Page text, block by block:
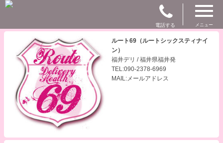
電話する メニュー
ルート69（ルートシックスティナイ
ン）
福井デリ / 福井県福井発
TEL:090-2378-6969
MAIL:メールアドレス